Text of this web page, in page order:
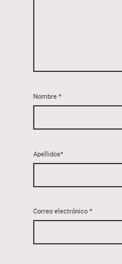
Nombre *
Apellidos*
Correo electrónico *